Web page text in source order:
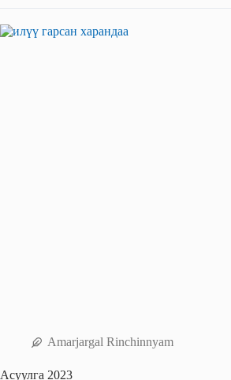
Amarjargal Rinchinnyam
Асуулга 2023